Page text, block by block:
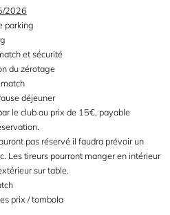
2026
parking
et sécurité
du zérotage
déjeuner
le club au prix de 15€, payable
pas réservé il faudra prévoir un
Les tireurs pourront manger en intérieur
sur table.
prix / tombola